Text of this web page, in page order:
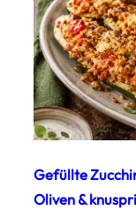
Gefüllte
Oliven &